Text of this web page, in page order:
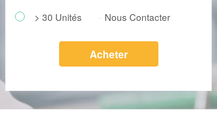
> 30 Unités Nous Contacter
Acheter